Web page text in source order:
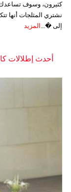
كثيرون، وسوف تساعدك
نشتري المثلجات أنها
إلى �... المزيد
أحدث إطلالات